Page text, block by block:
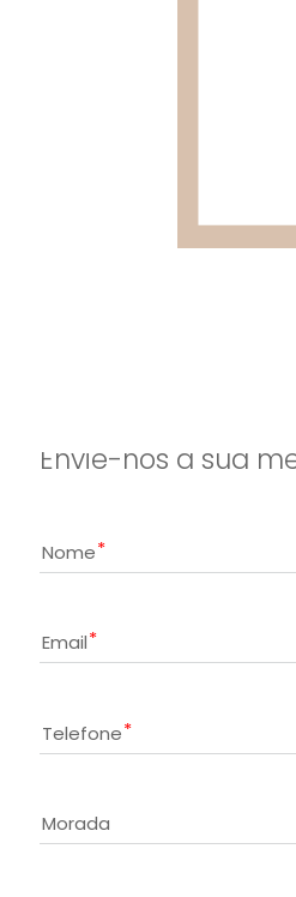
Envie-nos a sua
Nome
Email
Telefone
Morada